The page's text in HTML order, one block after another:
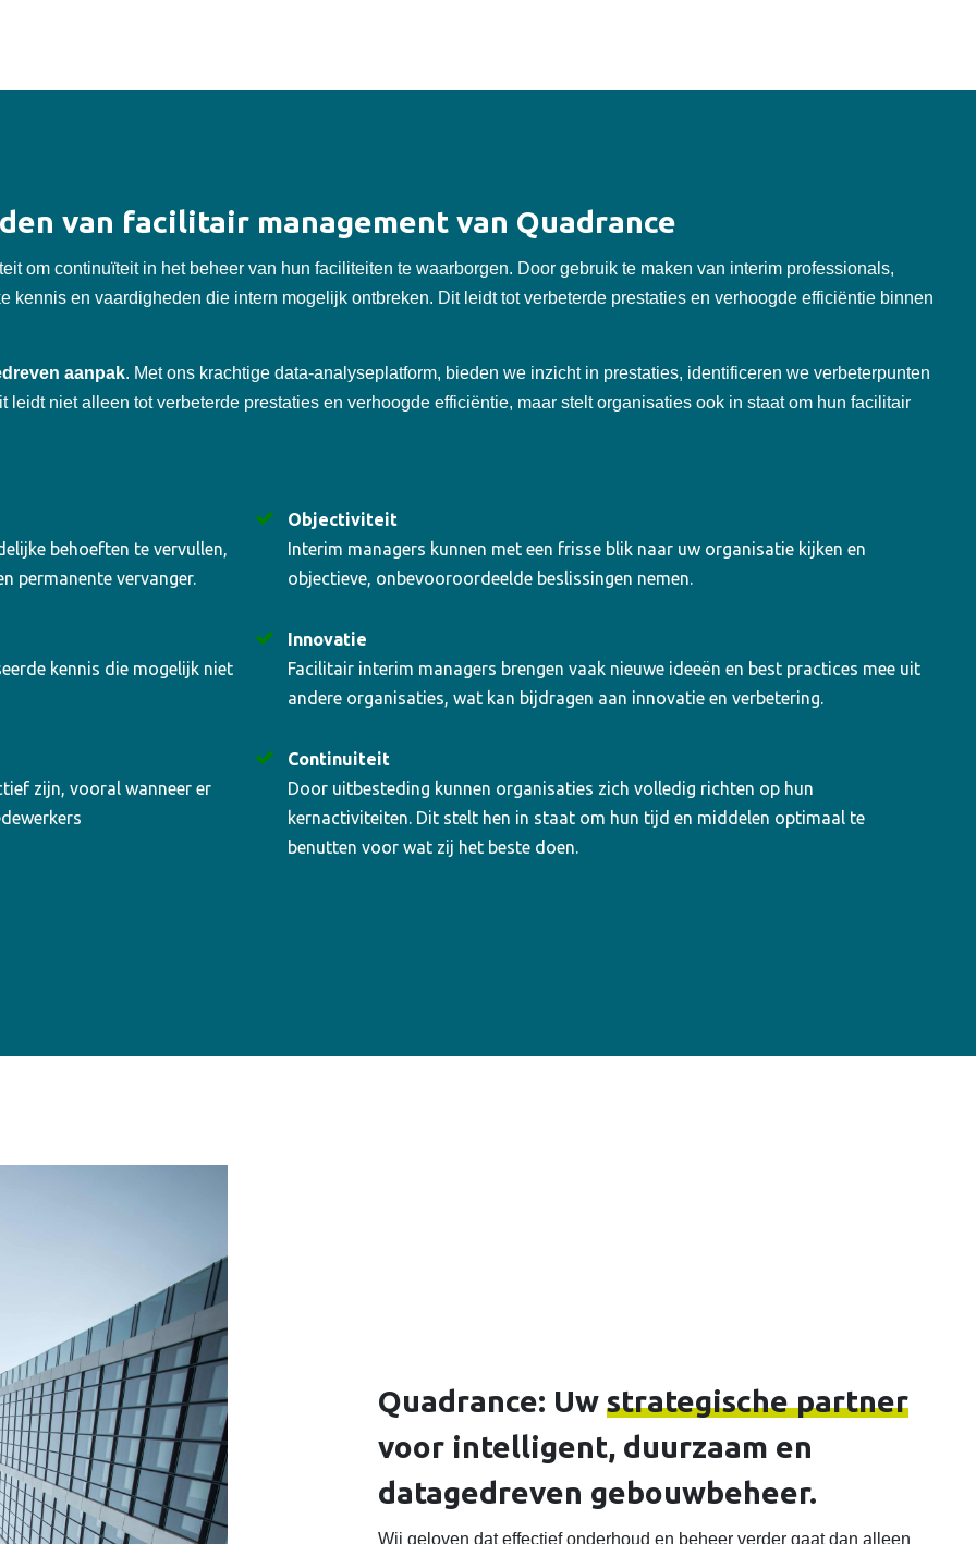
van facilitair management van Quadrance
om continuïteit in het beheer van hun faciliteiten te waarborgen. Door gebruik te maken van interim professionals,
kennis en vaardigheden die intern mogelijk ontbreken. Dit leidt tot verbeterde prestaties en verhoogde efficiëntie binnen
aanpak. Met ons krachtige data-analyseplatform, bieden we inzicht in prestaties, identificeren we verbeterpunten
niet alleen tot verbeterde prestaties en verhoogde efficiëntie, maar stelt organisaties ook in staat om hun facilitair
behoeften te vervullen,
permanente vervanger.
kennis die mogelijk niet
zijn, vooral wanneer er
Objectiviteit
Interim managers kunnen met een frisse blik naar uw organisatie kijken en
objectieve, onbevooroordeelde beslissingen nemen.
Innovatie
Facilitair interim managers brengen vaak nieuwe ideeën en best practices mee uit
andere organisaties, wat kan bijdragen aan innovatie en verbetering.
Continuiteit
Door uitbesteding kunnen organisaties zich volledig richten op hun
kernactiviteiten. Dit stelt hen in staat om hun tijd en middelen optimaal te
benutten voor wat zij het beste doen.
Quadrance: Uwstrategische partner
voor intelligent, duurzaam en
datagedreven gebouwbeheer.
Wij geloven dat effectief onderhoud en beheer verder gaat dan alleen